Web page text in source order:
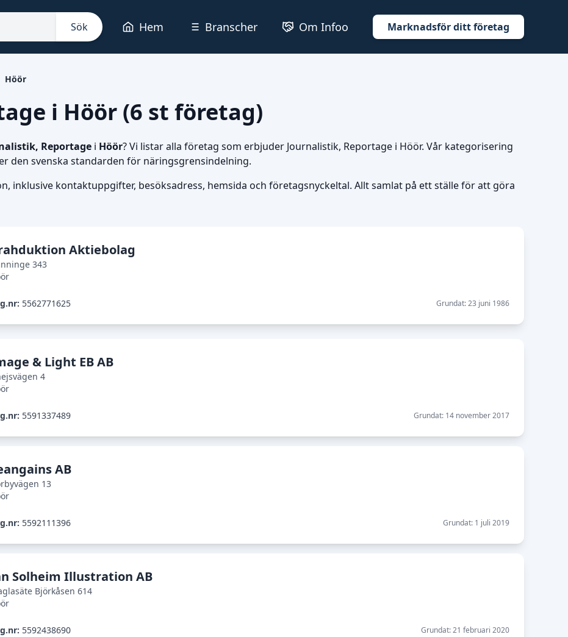
Sök Hem Branscher Om Infoo Marknadsför ditt företag
Höör
i Höör (6 st företag)
Reportage i Höör? Vi listar alla företag som erbjuder Journalistik, Reportage i Höör. Vår kategorisering
den svenska standarden för näringsgrensindelning.
inklusive kontaktuppgifter, besöksadress, hemsida och företagsnyckeltal. Allt samlat på ett ställe för att göra
Aktiebolag
343
5562771625 Grundat: 23 juni 1986
& Light EB AB
4
5591337489 Grundat: 14 november 2017
AB
13
5592111396 Grundat: 1 juli 2019
Solheim Illustration AB
Björkåsen 614
5592438690 Grundat: 21 februari 2020